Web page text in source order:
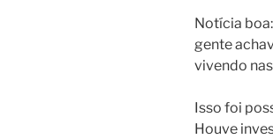
Notícia
gente
vivendo
Isso foi
Houve